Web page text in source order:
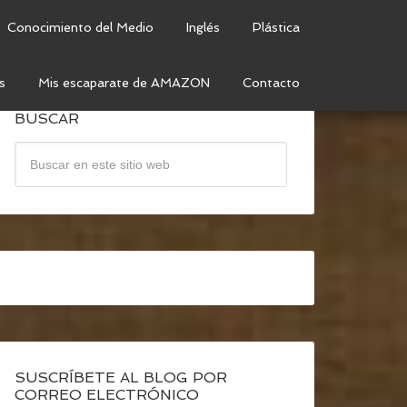
Conocimiento del Medio Inglés Plástica
Mis escaparate de AMAZON Contacto
BUSCAR
SUSCRÍBETE AL BLOG POR
CORREO ELECTRÓNICO